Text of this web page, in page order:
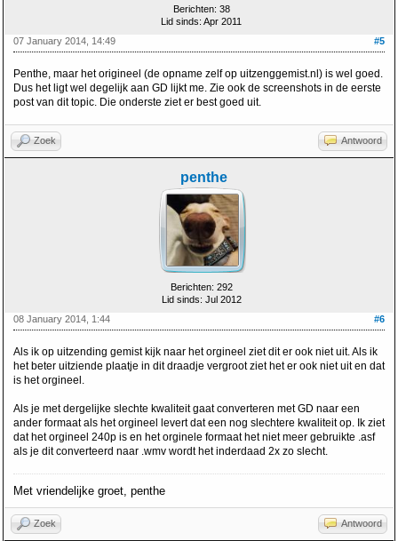
Berichten: 38
Lid sinds: Apr 2011
#5
07 January 2014, 14:49
Penthe, maar het origineel (de opname zelf op uitzenggemist.nl) is wel goed.
Dus het ligt wel degelijk aan GD lijkt me. Zie ook de screenshots in de eerste
post van dit topic. Die onderste ziet er best goed uit.
Zoek Antwoord
penthe
Berichten: 292
Lid sinds: Jul 2012
#6
08 January 2014, 1:44
Als ik op uitzending gemist kijk naar het orgineel ziet dit er ook niet uit. Als ik
het beter uitziende plaatje in dit draadje vergroot ziet het er ook niet uit en dat
is het orgineel.
Als je met dergelijke slechte kwaliteit gaat converteren met GD naar een
ander formaat als het orgineel levert dat een nog slechtere kwaliteit op. Ik ziet
dat het orgineel 240p is en het orginele formaat het niet meer gebruikte .asf
als je dit converteerd naar .wmv wordt het inderdaad 2x zo slecht.
Met vriendelijke groet, penthe
Zoek Antwoord